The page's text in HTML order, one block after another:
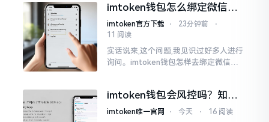
imtoken钱包怎么绑定微信？
答案可能让你失望
imtoken官方下载 ⋅ 23分钟前
⋅
11 阅读
实话说来,这个问题,我见识过好多人进行
询问。imtoken钱包怎样去绑定微信呢?
试。随后予以明晰
imtoken钱包会风控吗？知乎
上的说法靠不靠谱，老币民告
imtoken唯一官网 ⋅ 今天 ⋅ 16 阅读